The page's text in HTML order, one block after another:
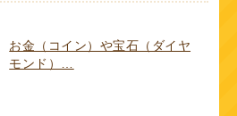
お金（コイン）や宝石（ダイヤ
モンド）…